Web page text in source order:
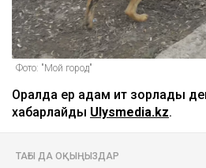
Фото: "Мой город"
Оралда ер адам ит зорлады
хабарлайды Ulysmedia.kz.
ТАҒЫ ДА ОҚЫҢЫЗДАР